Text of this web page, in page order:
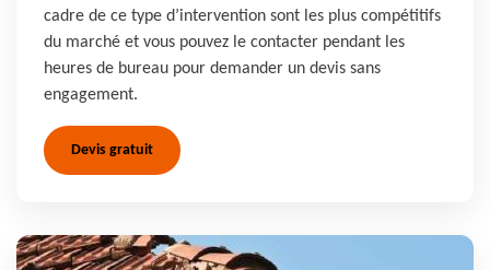
cadre de ce type d’intervention sont les plus compétitifs
du marché et vous pouvez le contacter pendant les
heures de bureau pour demander un devis sans
engagement.
Devis gratuit